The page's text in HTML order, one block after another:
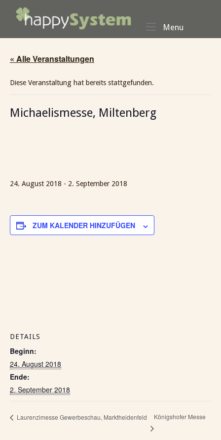
Home
Menu
« Alle Veranstaltungen
Diese Veranstaltung hat bereits stattgefunden.
Michaelismesse, Miltenberg
24. August 2018 - 2. September 2018
ZUM KALENDER HINZUFÜGEN
DETAILS
Beginn:
24. August 2018
Ende:
2. September 2018
Laurenzimesse Gewerbeschau, Marktheidenfeld Königshofer Messe